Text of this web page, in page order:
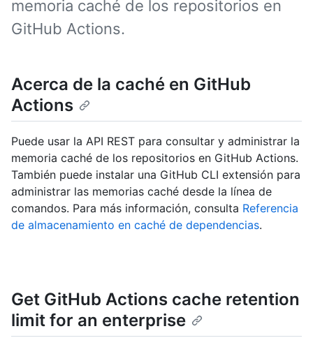
memoria caché de los repositorios en
GitHub Actions.
Acerca de la caché en GitHub
Actions
Puede usar la API REST para consultar y administrar la
memoria caché de los repositorios en GitHub Actions.
También puede instalar una GitHub CLI extensión para
administrar las memorias caché desde la línea de
comandos. Para más información, consulta Referencia
de almacenamiento en caché de dependencias.
Get GitHub Actions cache retention
limit for an enterprise